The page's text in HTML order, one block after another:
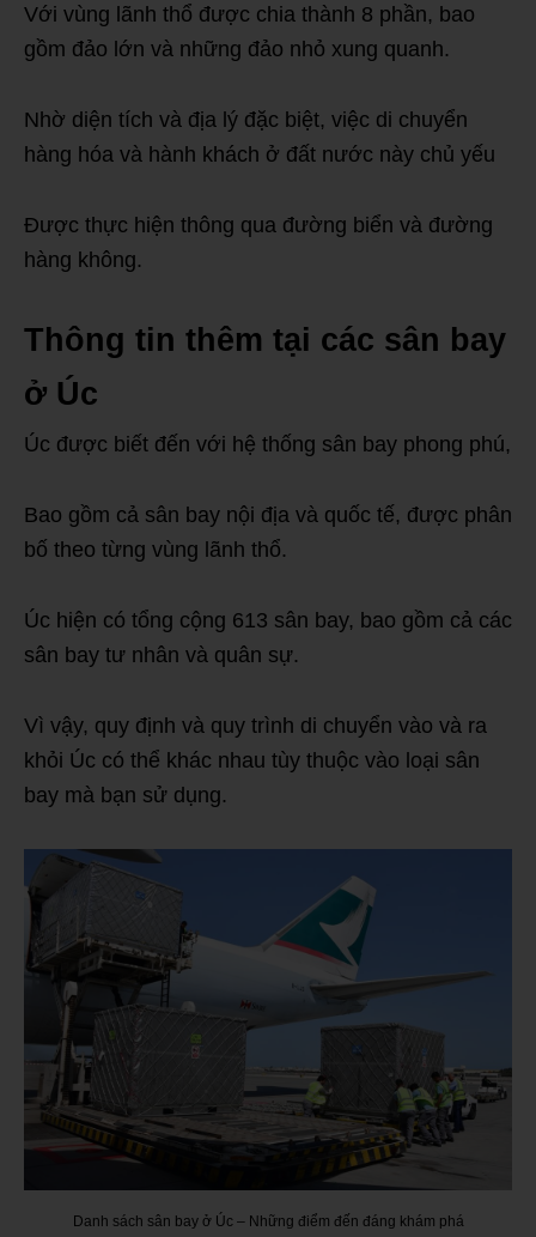
Với vùng lãnh thổ được chia thành 8 phần, bao
gồm đảo lớn và những đảo nhỏ xung quanh.
Nhờ diện tích và địa lý đặc biệt, việc di chuyển
hàng hóa và hành khách ở đất nước này chủ yếu
Được thực hiện thông qua đường biển và đường
hàng không.
Thông tin thêm tại các sân bay
ở Úc
Úc được biết đến với hệ thống sân bay phong phú,
Bao gồm cả sân bay nội địa và quốc tế, được phân
bố theo từng vùng lãnh thổ.
Úc hiện có tổng cộng 613 sân bay, bao gồm cả các
sân bay tư nhân và quân sự.
Vì vậy, quy định và quy trình di chuyển vào và ra
khỏi Úc có thể khác nhau tùy thuộc vào loại sân
bay mà bạn sử dụng.
Danh sách sân bay ở Úc – Những điểm đến đáng khám phá